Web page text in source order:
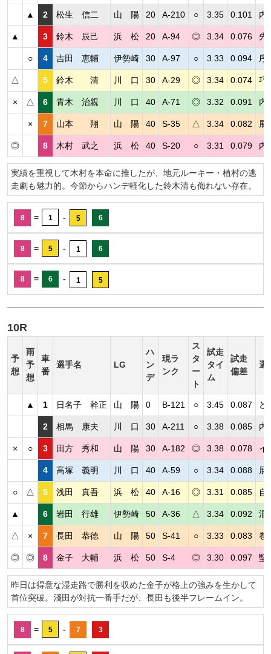
▲ 2 松生 信二 山 陽 20 A-210 ○ 3.35 0.101 内
▲ 3 鈴木 辰己 浜 松 20 A-94 ◎ 3.34 0.076 先
○ 4 吉田 恵輔 伊勢崎 30 A-97 ○ 3.33 0.094 序
△ 5 鈴木 清 川 口 30 A-29 ◎ 3.34 0.074 巧
× △ 6 青木 治親 川 口 40 A-71 ◎ 3.32 0.091 内
× 7 山本 翔 山 陽 40 S-35 △ 3.34 0.082 展
◎ 8 木村 武之 浜 松 40 S-20 ○ 3.31 0.079 内
実績を重視して木村を本命に推したが、地元ルーキー・植村の逃
走劇も魅力的。今節からハンデ軽化した鈴木清も侮れない存在。
8 = 1 - 5 6
8 = 5 - 1 6
8 = 6 - 1 5
10R
予
想
雨
予
想
車
番
選手名 LG
ハ
ン
デ
現ラ
ンク
ス
タ
ー
ト
試走
タイ
ム
試走
偏差
選
▲ 1 日名子 幹正 山 陽 0 B-121 ○ 3.45 0.087 ど
2 相馬 康夫 川 口 30 A-211 ○ 3.38 0.085 内
× ○ 3 田方 秀和 山 陽 30 A-182 ◎ 3.38 0.078 イ
4 高塚 義明 川 口 40 A-59 ○ 3.34 0.088 展
○ △ 5 浅田 真吾 浜 松 40 A-16 ◎ 3.31 0.085 自
▲ 6 岩田 行雄 伊勢崎 50 A-36 △ 3.34 0.092 混
△ × 7 長田 恭徳 山 陽 50 S-41 ○ 3.33 0.083 巻
◎ ◎ 8 金子 大輔 浜 松 50 S-4 ◎ 3.30 0.097 堅
昨日は得意な湿走路で勝利を収めた金子が格上の強みを生かして
首位突破。淺田が対抗一番手だが、長田も後半フレームイン。
8 = 5 - 7 3